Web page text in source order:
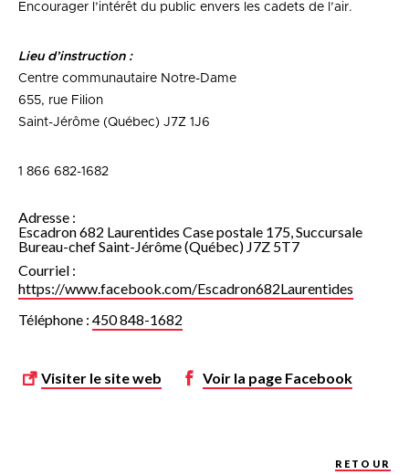
Encourager l’intérêt du public envers les cadets de l’air.
Lieu d’instruction :
Centre communautaire Notre-Dame
655, rue Filion
Saint-Jérôme (Québec) J7Z 1J6
1 866 682-1682
Adresse :
Escadron 682 Laurentides Case postale 175, Succursale
Bureau-chef Saint-Jérôme (Québec) J7Z 5T7
Courriel :
https://www.facebook.com/Escadron682Laurentides
Téléphone : 450 848-1682
Visiter le site web Voir la page Facebook
RETOUR